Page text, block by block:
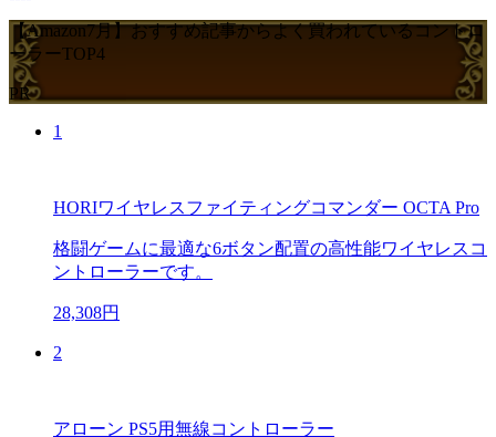
【Amazon7月】おすすめ記事からよく買われているコントロ
ーラーTOP4
PR
1
HORIワイヤレスファイティングコマンダー OCTA Pro
格闘ゲームに最適な6ボタン配置の高性能ワイヤレスコ
ントローラーです。
28,308円
2
アローン PS5用無線コントローラー